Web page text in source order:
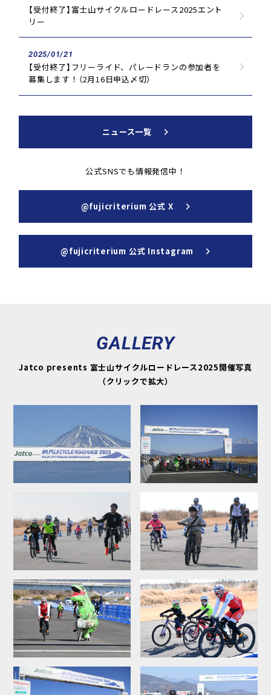
【受付終了】富士山サイクルロードレース2025エント
リー
2025/01/21
【受付終了】フリーライド、パレードランの参加者を
募集します！（2月16日申込〆切）
ニュース一覧
公式SNSでも情報発信中！
@fujicriterium 公式 X
@fujicriterium 公式 Instagram
GALLERY
Jatco presents 富士山サイクルロードレース2025開催写真
（クリックで拡大）